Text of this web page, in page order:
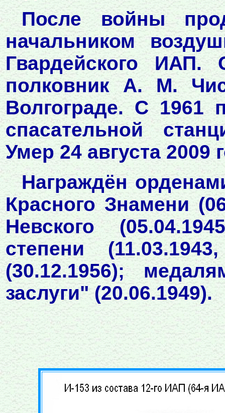
После войны
начальником
Гвардейского
полковник А. М.
Волгограде. С 1961
спасательной
Умер 24 августа 2009
Награждён
Красного Знамени
Невского
степени
(30.12.1956);
заслуги" (20.06.1949).